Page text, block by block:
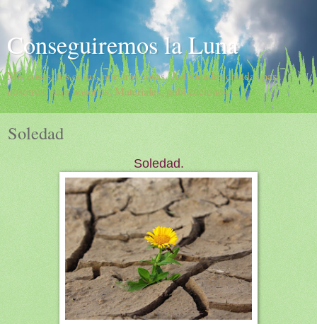
Conseguiremos la Luna
Mis cosas, tus cosas, nuestras cosas. Actividades creadas para
nosotros, para nosotras. Materiales, publicaciones,...
Soledad
Soledad.